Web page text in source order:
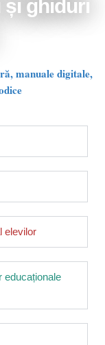
și ghiduri
manuale digitale,
elevilor
educaționale